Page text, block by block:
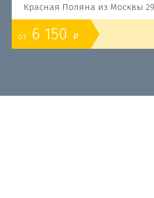
Красная Поляна из Москвы
от 6 150 o